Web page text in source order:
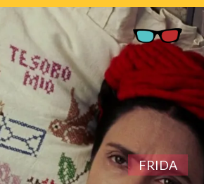
FRIDA